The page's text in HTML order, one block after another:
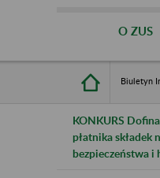
O ZUS
Biuletyn
KONKURS
płatnika składek
bezpieczeństwa i